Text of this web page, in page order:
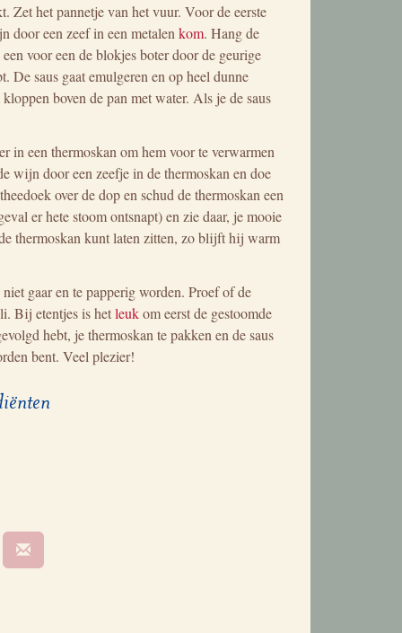
Zet het pannetje van het vuur. Voor de eerste
door een zeef in een metalen kom. Hang de
voor een de blokjes boter door de geurige
saus gaat emulgeren en op heel dunne
boven de pan met water. Als je de saus
in een thermoskan om hem voor te verwarmen
wijn door een zeefje in de thermoskan en doe
over de dop en schud de thermoskan een
er hete stoom ontsnapt) en zie daar, je mooie
thermoskan kunt laten zitten, zo blijft hij warm
gaar en te papperig worden. Proef of de
Bij etentjes is hetleukom eerst de gestoomde
hebt, je thermoskan te pakken en de saus
bent. Veel plezier!